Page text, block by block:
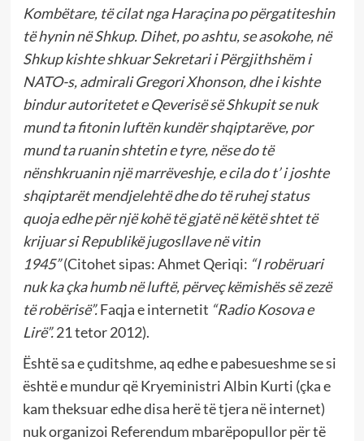
Kombëtare, të cilat nga Haraçina po përgatiteshin
të hynin në Shkup.Dihet, po ashtu, se asokohe, në
Shkup kishte shkuar Sekretari i Përgjithshëm i
NATO-s, admirali Gregori Xhonson, dhe i kishte
bindur autoritetet e Qeverisë së Shkupit se nuk
mund ta fitonin luftën kundër shqiptarëve, por
mund ta ruanin shtetin e tyre, nëse do të
nënshkruanin një marrëveshje, e cila do t’ i joshte
shqiptarët mendjelehtë dhe do të ruhej status
quoja edhe për një kohë të gjatë në këtë shtet të
krijuar si Republikë jugosllave në vitin
1945”(Citohet sipas: Ahmet Qeriqi: “I robëruari
nuk ka çka humb në luftë, përveç këmishës së zezë
të robërisë”.Faqja e internetit “Radio Kosova e
Lirë”.21 tetor 2012).
Është sa e çuditshme, aq edhe e pabesueshme se si
është e mundur që Kryeministri Albin Kurti (çka e
kam theksuar edhe disa herë të tjera në internet)
nuk organizoi Referendum mbarëpopullor për të